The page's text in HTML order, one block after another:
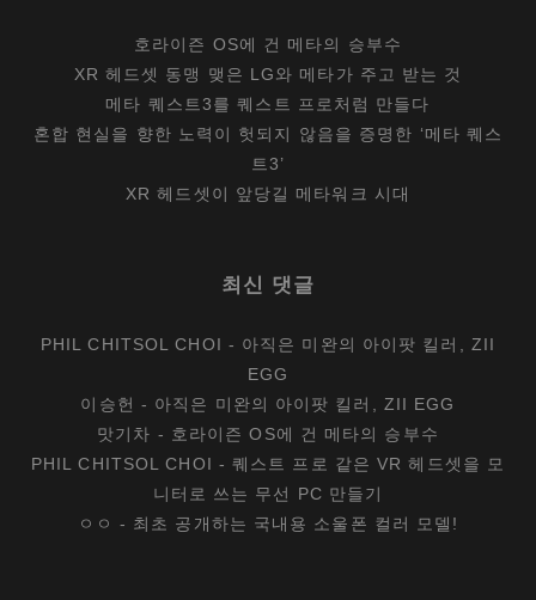
호라이즌 OS에 건 메타의 승부수
XR 헤드셋 동맹 맺은 LG와 메타가 주고 받는 것
메타 퀘스트3를 퀘스트 프로처럼 만들다
혼합 현실을 향한 노력이 헛되지 않음을 증명한 ‘메타 퀘스
트3’
XR 헤드셋이 앞당길 메타워크 시대
최신 댓글
PHIL CHITSOL CHOI - 아직은 미완의 아이팟 킬러, ZII
EGG
이승헌 - 아직은 미완의 아이팟 킬러, ZII EGG
맛기차 - 호라이즌 OS에 건 메타의 승부수
PHIL CHITSOL CHOI -퀘스트 프로 같은 VR 헤드셋을 모
니터로 쓰는 무선 PC 만들기
ㅇㅇ - 최초 공개하는 국내용 소울폰 컬러 모델!